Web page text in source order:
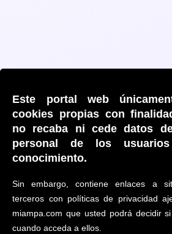
Este portal web
cookies propias con
no recaba ni cede datos
personal de los
conocimiento.
Sin embargo, contiene enlaces a
terceros con políticas de privacidad
miampa.com que usted podrá decidir
cuando acceda a ellos.
🔍